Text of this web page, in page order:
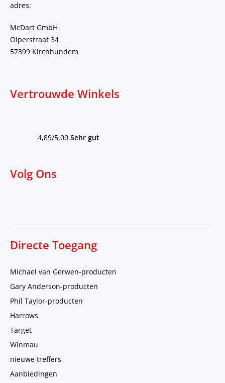
adres:
McDart GmbH
Olperstraat 34
57399 Kirchhundem
Vertrouwde Winkels
4,89/5,00 Sehr gut
Volg Ons
Directe Toegang
Michael van Gerwen-producten
Gary Anderson-producten
Phil Taylor-producten
Harrows
Target
Winmau
nieuwe treffers
Aanbiedingen